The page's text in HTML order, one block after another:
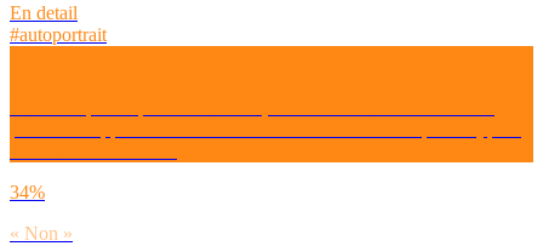
En detail
#autoportrait
34%
« Non »